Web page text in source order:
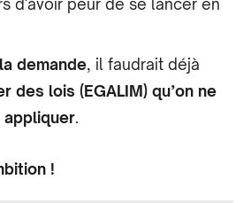
demande, il faudrait déjà
des lois (EGALIM) qu’on ne
appliquer.
!